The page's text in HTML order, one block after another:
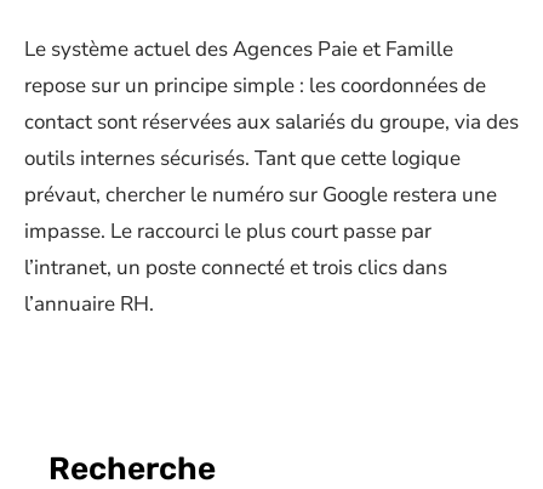
Le système actuel des Agences Paie et Famille
repose sur un principe simple : les coordonnées de
contact sont réservées aux salariés du groupe, via des
outils internes sécurisés. Tant que cette logique
prévaut, chercher le numéro sur Google restera une
impasse. Le raccourci le plus court passe par
l’intranet, un poste connecté et trois clics dans
l’annuaire RH.
Recherche